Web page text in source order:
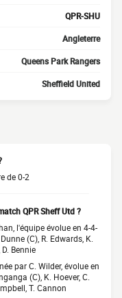
QPR-SHU
Angleterre
Queens Park Rangers
Sheffield United
de 0-2
QPR Sheff Utd ?
l'équipe évolue en 4-4-
(C), R. Edwards, K.
Bennie
par C. Wilder, évolue en
(C), K. Hoever, C.
T. Cannon